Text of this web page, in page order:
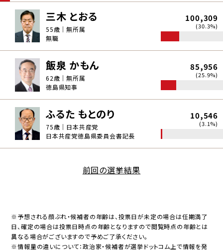
三木 とおる
55歳｜無所属
無職
100,309
(30.3%)
飯泉 かもん
62歳｜無所属
徳島県知事
85,956
(25.9%)
ふるた もとのり
75歳｜日本共産党
日本共産党徳島県委員会書記長
10,546
(3.1%)
前回の選挙結果
※予想される顔ぶれ・候補者の年齢は、投票日が未定の場合は任期満了
日、確定の場合は投票日時点の年齢となりますので閲覧時点の年齢とは
異なる場合がございますので予めご了承ください。
※情報量の違いについて：政治家・候補者が選挙ドットコム上で情報を発